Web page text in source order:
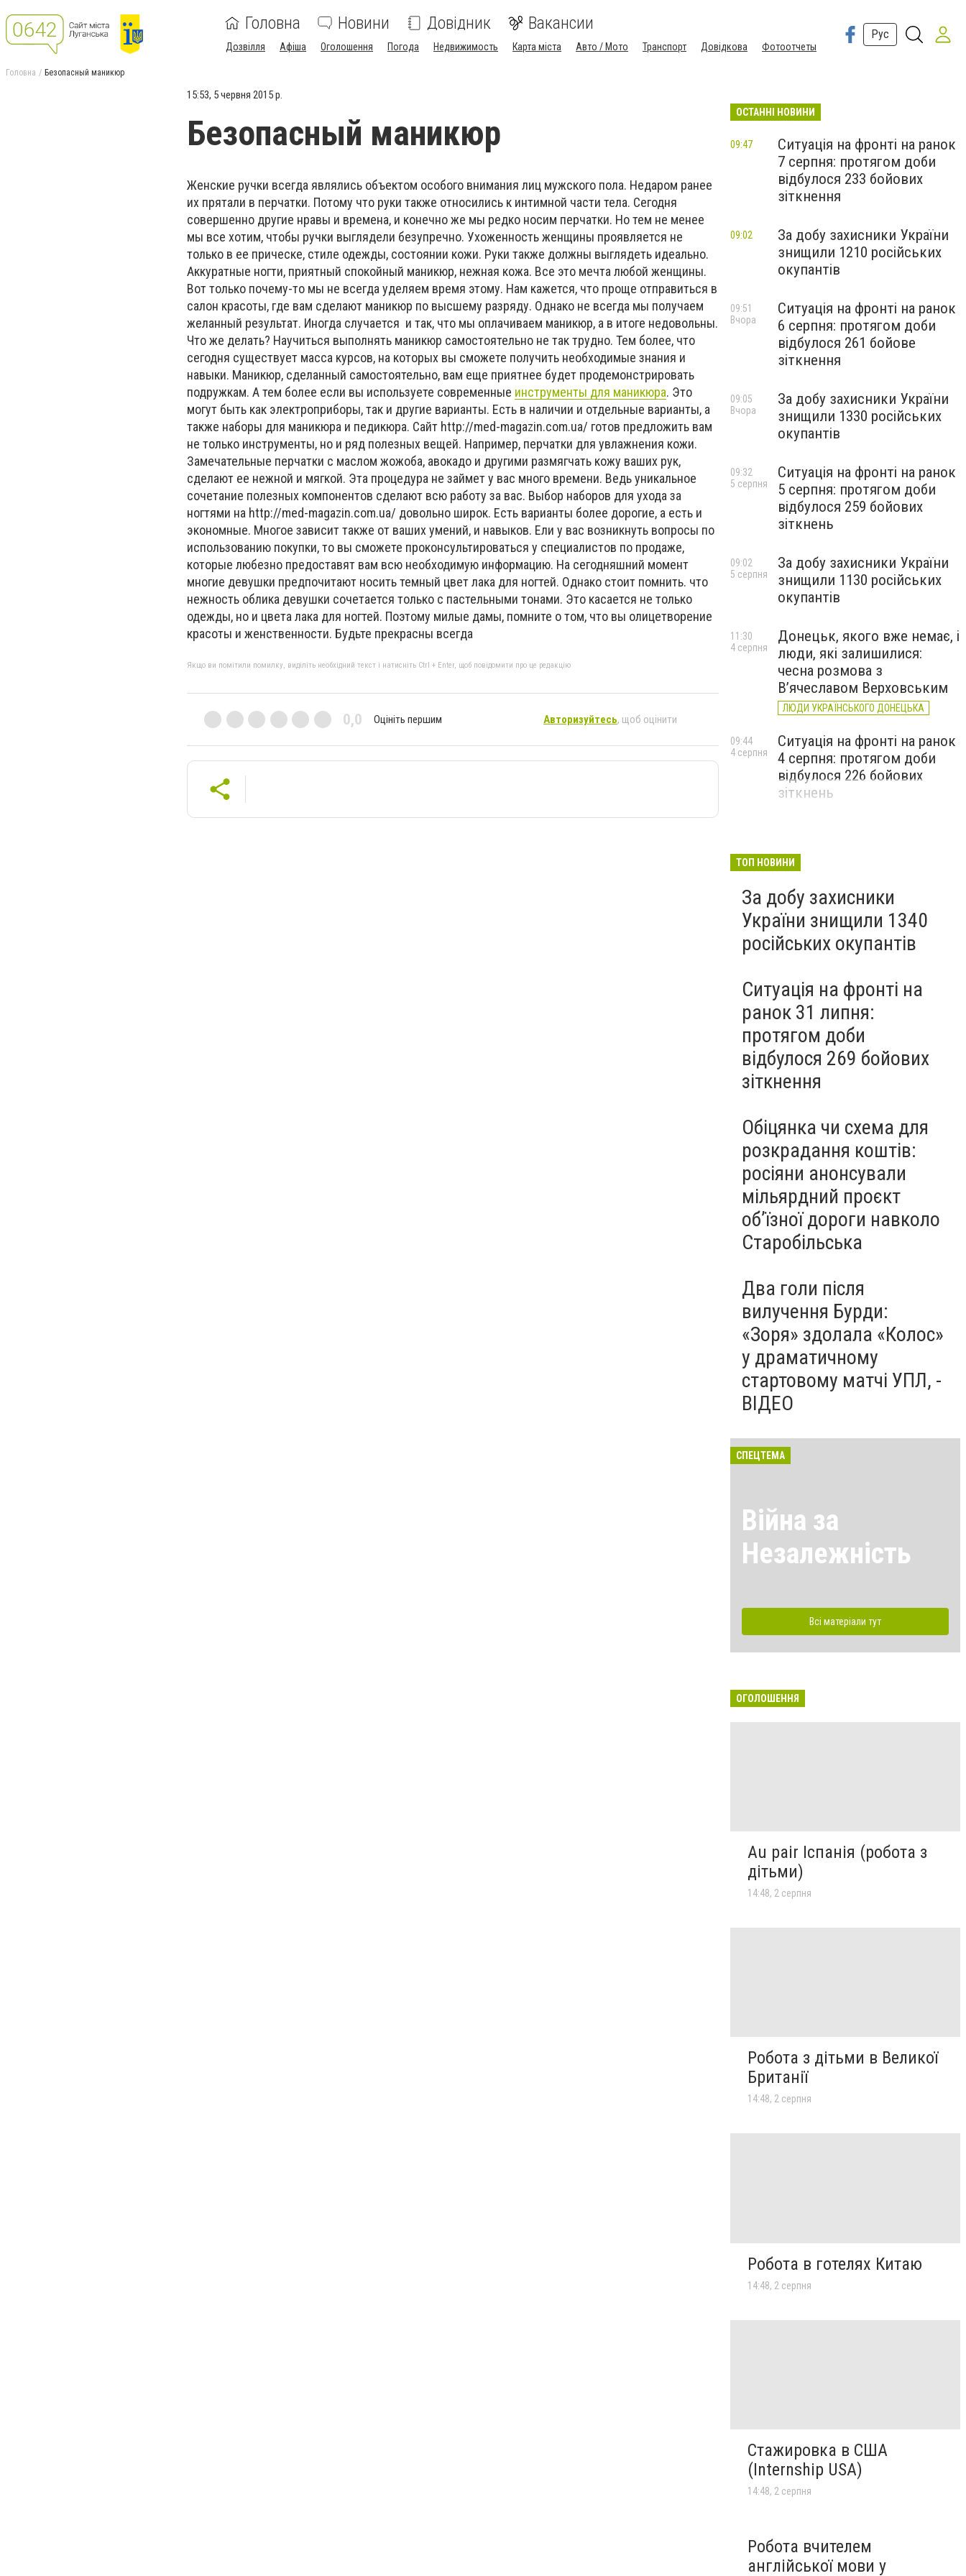
Головна Новини Довідник Вакансии
Дозвілля Афіша Оголошення Погода Недвижимость Карта міста Авто / Мото Транспорт Довідкова Фотоотчеты
Рус
Головна Безопасный маникюр
15:53, 5 червня 2015 р.
Безопасный маникюр
Женские ручки всегда являлись объектом особого внимания лиц мужского пола. Недаром ранее
их прятали в перчатки. Потому что руки также относились к интимной части тела. Сегодня
совершенно другие нравы и времена, и конечно же мы редко носим перчатки. Но тем не менее
мы все хотим, чтобы ручки выглядели безупречно. Ухоженность женщины проявляется не
только в ее прическе, стиле одежды, состоянии кожи. Руки также должны выглядеть идеально.
Аккуратные ногти, приятный спокойный маникюр, нежная кожа. Все это мечта любой женщины.
Вот только почему-то мы не всегда уделяем время этому. Нам кажется, что проще отправиться в
салон красоты, где вам сделают маникюр по высшему разряду. Однако не всегда мы получаем
желанный результат. Иногда случается и так, что мы оплачиваем маникюр, а в итоге недовольны.
Что же делать? Научиться выполнять маникюр самостоятельно не так трудно. Тем более, что
сегодня существует масса курсов, на которых вы сможете получить необходимые знания и
навыки. Маникюр, сделанный самостоятельно, вам еще приятнее будет продемонстрировать
подружкам. А тем более если вы используете современные инструменты для маникюра. Это
могут быть как электроприборы, так и другие варианты. Есть в наличии и отдельные варианты, а
также наборы для маникюра и педикюра. Сайт http://med-magazin.com.ua/ готов предложить вам
не только инструменты, но и ряд полезных вещей. Например, перчатки для увлажнения кожи.
Замечательные перчатки с маслом жожоба, авокадо и другими размягчать кожу ваших рук,
сделают ее нежной и мягкой. Эта процедура не займет у вас много времени. Ведь уникальное
сочетание полезных компонентов сделают всю работу за вас. Выбор наборов для ухода за
ногтями на http://med-magazin.com.ua/ довольно широк. Есть варианты более дорогие, а есть и
экономные. Многое зависит также от ваших умений, и навыков. Ели у вас возникнуть вопросы по
использованию покупки, то вы сможете проконсультироваться у специалистов по продаже,
которые любезно предоставят вам всю необходимую информацию. На сегодняшний момент
многие девушки предпочитают носить темный цвет лака для ногтей. Однако стоит помнить. что
нежность облика девушки сочетается только с пастельными тонами. Это касается не только
одежды, но и цвета лака для ногтей. Поэтому милые дамы, помните о том, что вы олицетворение
красоты и женственности. Будьте прекрасны всегда
Якщо ви помітили помилку, виділіть необхідний текст і натисніть Ctrl + Enter, щоб повідомити про це редакцію
0,0 Оцініть першим Авторизуйтесь, щоб оцінити
ОСТАННІ НОВИНИ
Ситуація на фронті на ранок
7 серпня: протягом доби
відбулося 233 бойових
зіткнення
09:47
За добу захисники України
знищили 1210 російських
окупантів
09:02
Ситуація на фронті на ранок
6 серпня: протягом доби
відбулося 261 бойове
зіткнення
09:51
Вчора
За добу захисники України
знищили 1330 російських
окупантів
09:05
Вчора
Ситуація на фронті на ранок
5 серпня: протягом доби
відбулося 259 бойових
зіткнень
09:32
5 серпня
За добу захисники України
знищили 1130 російських
окупантів
09:02
5 серпня
Донецьк, якого вже немає, і
люди, які залишилися:
чесна розмова з
В’ячеславом Верховським
ЛЮДИ УКРАЇНСЬКОГО ДОНЕЦЬКА
11:30
4 серпня
Ситуація на фронті на ранок
4 серпня: протягом доби
відбулося 226 бойових
зіткнень
09:44
4 серпня
ТОП НОВИНИ
За добу захисники
України знищили 1340
російських окупантів
Ситуація на фронті на
ранок 31 липня:
протягом доби
відбулося 269 бойових
зіткнення
Обіцянка чи схема для
розкрадання коштів:
росіяни анонсували
мільярдний проєкт
об’їзної дороги навколо
Старобільська
Два голи після
вилучення Бурди:
«Зоря» здолала «Колос»
у драматичному
стартовому матчі УПЛ, -
ВІДЕО
СПЕЦТЕМА
Війна за
Незалежність
Всі матеріали тут
ОГОЛОШЕННЯ
Au pair Іспанія (робота з
дітьми)
14:48, 2 серпня
Робота з дітьми в Великої
Британії
14:48, 2 серпня
Робота в готелях Китаю
14:48, 2 серпня
Стажировка в США
(Internship USA)
14:48, 2 серпня
Робота вчителем
англійської мови у